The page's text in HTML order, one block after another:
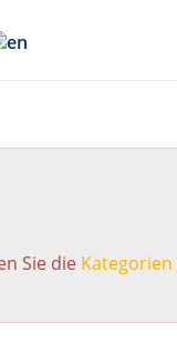
Sie die Kategorien